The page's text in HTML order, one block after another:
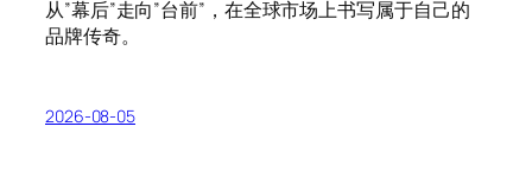
从”幕后”走向”台前”，在全球市场上书写属于自己的
品牌传奇。
2026-08-05